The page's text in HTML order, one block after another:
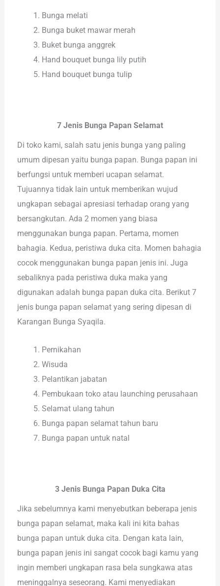
Bunga melati
Bunga buket mawar merah
Buket bunga anggrek
Hand bouquet bunga lily putih
Hand bouquet bunga tulip
7 Jenis Bunga Papan Selamat
Di toko kami, salah satu jenis bunga yang paling
umum dipesan yaitu bunga papan. Bunga papan ini
berfungsi untuk memberi ucapan selamat.
Tujuannya tidak lain untuk memberikan wujud
ungkapan sebagai apresiasi terhadap orang yang
bersangkutan. Ada 2 momen yang biasa
menggunakan bunga papan. Pertama, momen
bahagia. Kedua, peristiwa duka cita. Momen bahagia
cocok menggunakan bunga papan jenis ini. Juga
sebaliknya pada peristiwa duka maka yang
digunakan adalah bunga papan duka cita. Berikut 7
jenis bunga papan selamat yang sering dipesan di
Karangan Bunga Syaqila.
Pernikahan
Wisuda
Pelantikan jabatan
Pembukaan toko atau launching perusahaan
Selamat ulang tahun
Bunga papan selamat tahun baru
Bunga papan untuk natal
3 Jenis Bunga Papan Duka Cita
Jika sebelumnya kami menyebutkan beberapa jenis
bunga papan selamat, maka kali ini kita bahas
bunga papan untuk duka cita. Dengan kata lain,
bunga papan jenis ini sangat cocok bagi kamu yang
ingin memberi ungkapan rasa bela sungkawa atas
meninggalnya seseorang. Kami menyediakan